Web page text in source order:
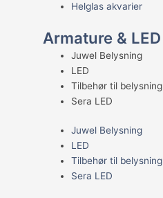
Helglas akvarier
Armature & LED
Juwel Belysning
LED
Tilbehør til belysning
Sera LED
Juwel Belysning
LED
Tilbehør til belysning
Sera LED